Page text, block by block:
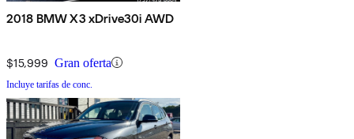
2018 BMW X3 xDrive30i AWD
$15,999 Gran oferta
Incluye tarifas de conc.